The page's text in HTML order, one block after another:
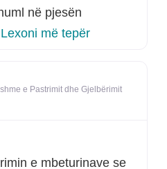
në pjesën
Lexoni më tepërrreth këtij
e Pastrimit dhe Gjelbërimit
e mbeturinave se